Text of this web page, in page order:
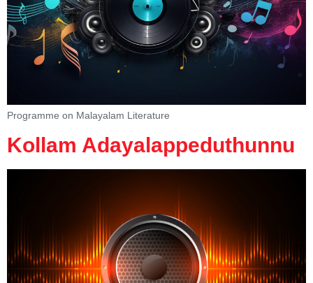
Programme on Malayalam Literature
Kollam Adayalappeduthunnu